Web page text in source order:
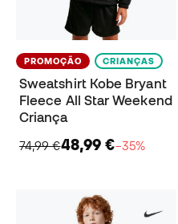
PROMOÇÃO CRIANÇAS
Sweatshirt Kobe Bryant
Fleece All Star Weekend
Criança
74,99 €48,99 €−35%